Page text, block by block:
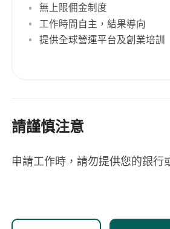
無上限佣金制度
工作時間自主，結果導向
提供全球營運平台及創業培訓
請謹慎注意
申請工作時，請勿提供您的銀行